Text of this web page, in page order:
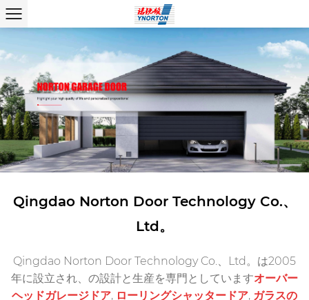
Qingdao Norton Door Technology Co.、
Ltd。
Qingdao Norton Door Technology Co.、Ltd。は2005
年に設立され、の設計と生産を専門としていますオーバー
ヘッドガレージドア, ローリングシャッタードア, ガラスの